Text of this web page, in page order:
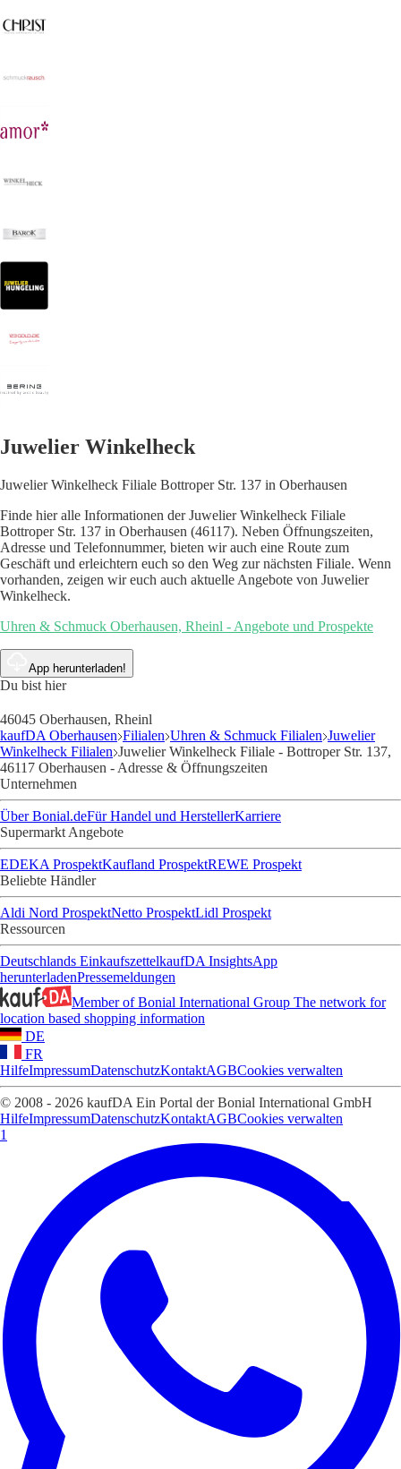
Juwelier Winkelheck
Juwelier Winkelheck Filiale Bottroper Str. 137 in Oberhausen
Finde hier alle Informationen der Juwelier Winkelheck Filiale
Bottroper Str. 137 in Oberhausen (46117). Neben Öffnungszeiten,
Adresse und Telefonnummer, bieten wir auch eine Route zum
Geschäft und erleichtern euch so den Weg zur nächsten Filiale. Wenn
vorhanden, zeigen wir euch auch aktuelle Angebote von Juwelier
Winkelheck.
Uhren & Schmuck Oberhausen, Rheinl - Angebote und Prospekte
App herunterladen!
Du bist hier
46045 Oberhausen, Rheinl
kaufDA Oberhausen Filialen Uhren & Schmuck Filialen Juwelier
Winkelheck Filialen Juwelier Winkelheck Filiale - Bottroper Str. 137,
46117 Oberhausen - Adresse & Öffnungszeiten
Unternehmen
Über Bonial.deFür Handel und HerstellerKarriere
Supermarkt Angebote
EDEKA ProspektKaufland ProspektREWE Prospekt
Beliebte Händler
Aldi Nord ProspektNetto ProspektLidl Prospekt
Ressourcen
Deutschlands EinkaufszettelkaufDA InsightsApp
herunterladenPressemeldungen
Member of Bonial International Group The network for
location based shopping information
DE
FR
HilfeImpressumDatenschutzKontaktAGBCookies verwalten
© 2008 - 2026 kaufDA Ein Portal der Bonial International GmbH
HilfeImpressumDatenschutzKontaktAGBCookies verwalten
1